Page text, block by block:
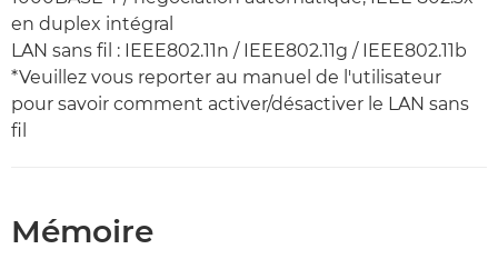
en duplex intégral
LAN sans fil : IEEE802.11n / IEEE802.11g / IEEE802.11b
*Veuillez vous reporter au manuel de l'utilisateur
pour savoir comment activer/désactiver le LAN sans
fil
Mémoire